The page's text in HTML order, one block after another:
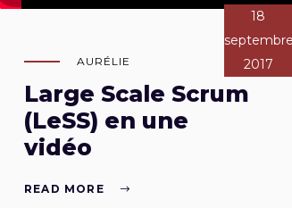
18
2017
AURÉLIE
Large Scale Scrum
(LeSS) en une
vidéo
READ MORE